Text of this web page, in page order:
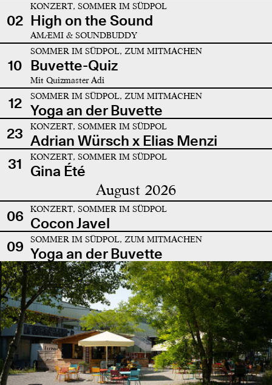
02
KONZERT, SOMMER IM SÜDPOL
High on the Sound
AMÆMI & SOUNDBUDDY
10
SOMMER IM SÜDPOL, ZUM MITMACHEN
Buvette-Quiz
Mit Quizmaster Adi
12 SOMMER IM SÜDPOL, ZUM MITMACHEN
Yoga an der Buvette
23
KONZERT, SOMMER IM SÜDPOL
Adrian Würsch x Elias Menzi
31
KONZERT, SOMMER IM SÜDPOL
Gina Été
August 2026
06 KONZERT, SOMMER IM SÜDPOL
Cocon Javel
09
SOMMER IM SÜDPOL, ZUM MITMACHEN
Yoga an der Buvette